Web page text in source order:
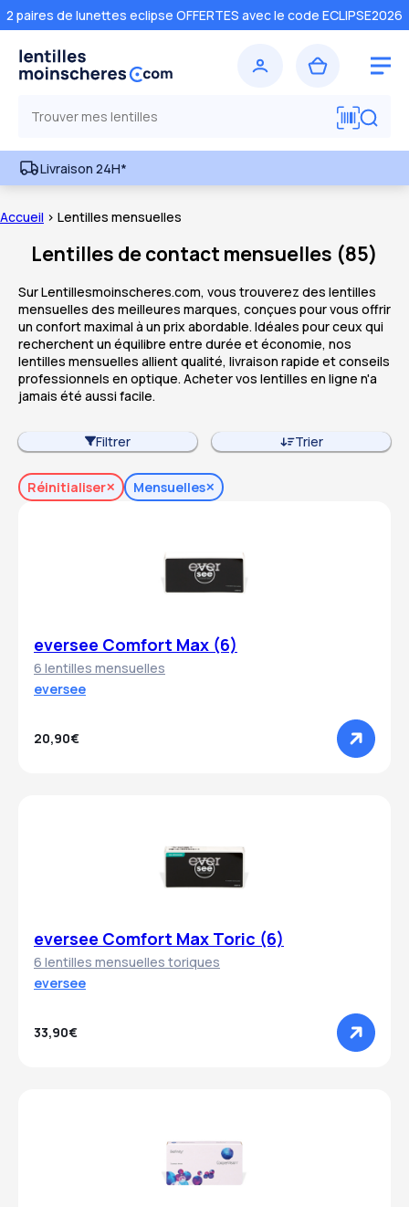
2 paires de lunettes eclipse OFFERTES avec le code ECLIPSE2026
Livraison 24H*
Accueil > Lentilles mensuelles
Lentilles de contact mensuelles (85)
Sur Lentillesmoinscheres.com, vous trouverez des lentilles
mensuelles des meilleures marques, conçues pour vous offrir
un confort maximal à un prix abordable. Idéales pour ceux qui
recherchent un équilibre entre durée et économie, nos
lentilles mensuelles allient qualité, livraison rapide et conseils
professionnels en optique. Acheter vos lentilles en ligne n'a
jamais été aussi facile.
Filtrer Trier
Réinitialiser Mensuelles
eversee Comfort Max (6)
6 lentilles mensuelles
eversee
20,90€
eversee Comfort Max Toric (6)
6 lentilles mensuelles toriques
eversee
33,90€